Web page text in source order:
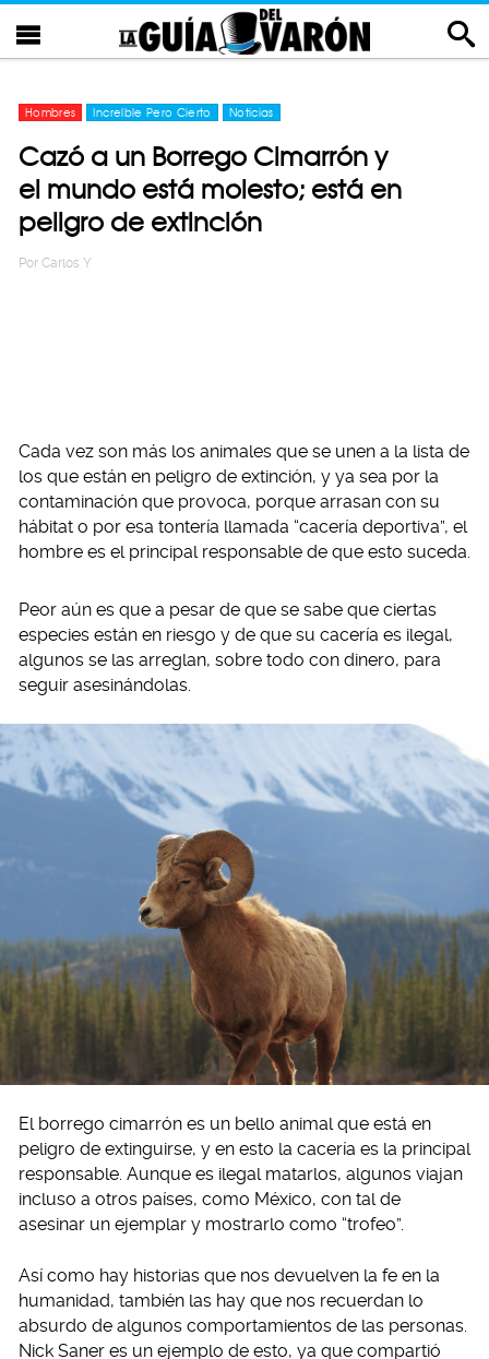
Hombres Increíble Pero Cierto Noticias
Cazó a un Borrego Cimarrón y
el mundo está molesto; está en
peligro de extinción
Por Carlos Y
Cada vez son más los animales que se unen a la lista de
los que están en peligro de extinción, y ya sea por la
contaminación que provoca, porque arrasan con su
hábitat o por esa tontería llamada “cacería deportiva”, el
hombre es el principal responsable de que esto suceda.
Peor aún es que a pesar de que se sabe que ciertas
especies están en riesgo y de que su cacería es ilegal,
algunos se las arreglan, sobre todo con dinero, para
seguir asesinándolas.
El borrego cimarrón es un bello animal que está en
peligro de extinguirse, y en esto la cacería es la principal
responsable. Aunque es ilegal matarlos, algunos viajan
incluso a otros países, como México, con tal de
asesinar un ejemplar y mostrarlo como “trofeo”.
Así como hay historias que nos devuelven la fe en la
humanidad, también las hay que nos recuerdan lo
absurdo de algunos comportamientos de las personas.
Nick Saner es un ejemplo de esto, ya que compartió